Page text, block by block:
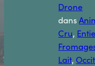
Drone
dans
Cru,
Lait,